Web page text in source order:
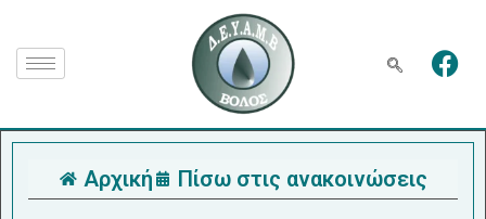
Αρχική Πίσω στις ανακοινώσεις